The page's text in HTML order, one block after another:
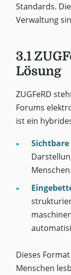
Standards.
Verwaltung
3.1
Lösung
ZUGFeRD
Forums
ist ein
Sichtbare
Menschen.
Dieses
Menschen